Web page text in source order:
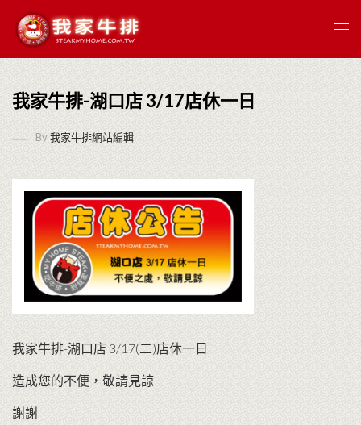
我家牛排-湖口店 3/17店休一日
By我家牛排網站編輯
我家牛排-湖口店 3/17(二)店休一日
造成您的不便，敬請見諒
謝謝